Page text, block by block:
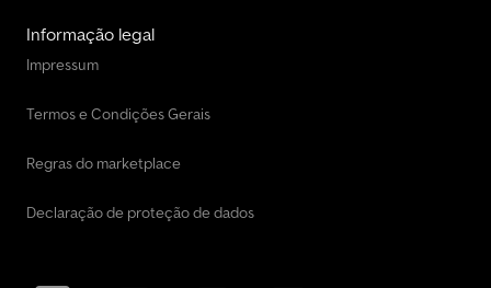
Informação legal
Impressum
Termos e Condições Gerais
Regras do marketplace
Declaração de proteção de dados